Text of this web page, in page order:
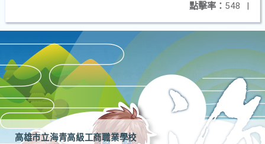
點擊率： 548 |
高雄市立海青高級工商職業學校